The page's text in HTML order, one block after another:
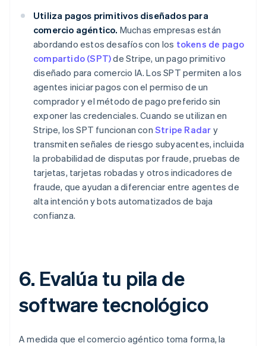
Utiliza pagos primitivos diseñados para
comercio agéntico. Muchas empresas están
abordando estos desafíos con los tokens de pago
compartido (SPT)de Stripe, un pago primitivo
diseñado para comercio IA. Los SPT permiten a los
agentes iniciar pagos con el permiso de un
comprador y el método de pago preferido sin
exponer las credenciales. Cuando se utilizan en
Stripe, los SPT funcionan con Stripe Radar y
transmiten señales de riesgo subyacentes, incluida
la probabilidad de disputas por fraude, pruebas de
tarjetas, tarjetas robadas y otros indicadores de
fraude, que ayudan a diferenciar entre agentes de
alta intención y bots automatizados de baja
confianza.
6. Evalúa tu pila de
software tecnológico
A medida que el comercio agéntico toma forma, la